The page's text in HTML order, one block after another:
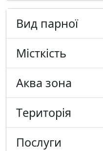
Вид парної
Місткість
Аква зона
Tериторія
Послуги